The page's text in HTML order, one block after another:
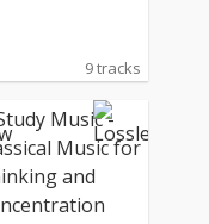
9 tracks